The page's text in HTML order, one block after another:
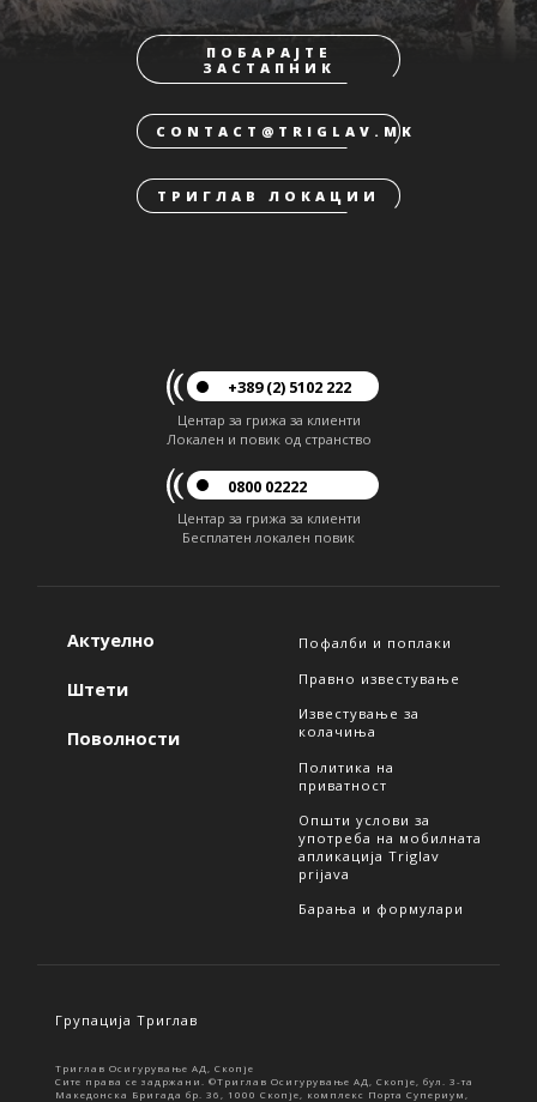
ПОБАРАЈТЕ
ЗАСТАПНИК
CONTACT@TRIGLAV.MK
ТРИГЛАВ ЛОКАЦИИ
+389 (2) 5102 222
Центар за грижа за клиенти
Локален и повик од странство
0800 02222
Центар за грижа за клиенти
Бесплатен локален повик
Актуелно
Штети
Поволности
Пофалби и поплаки
Правно известување
Известување за
колачиња
Политика на
приватност
Општи услови за
употреба на мобилната
апликација Triglav
prijava
Барања и формулари
Групација Триглав
Триглав Осигурување АД, Скопје
Сите права се задржани. ©Триглав Осигурување АД, Скопје, бул. 3-та
Македонска Бригада бр. 36, 1000 Скопје, комплекс Порта Супериум,